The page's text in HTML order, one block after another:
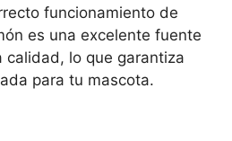
funcionamiento de
es una excelente fuente
calidad, lo que garantiza
para tu mascota.